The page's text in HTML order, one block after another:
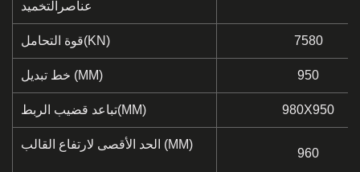
عناصرالتخميد
قوة التحامل(KN) 7580
خط تبديل (MM) 950
تباعد قضيب الربط(MM) 980X950
الحد الأقصى لارتفاع القالب (MM)
960